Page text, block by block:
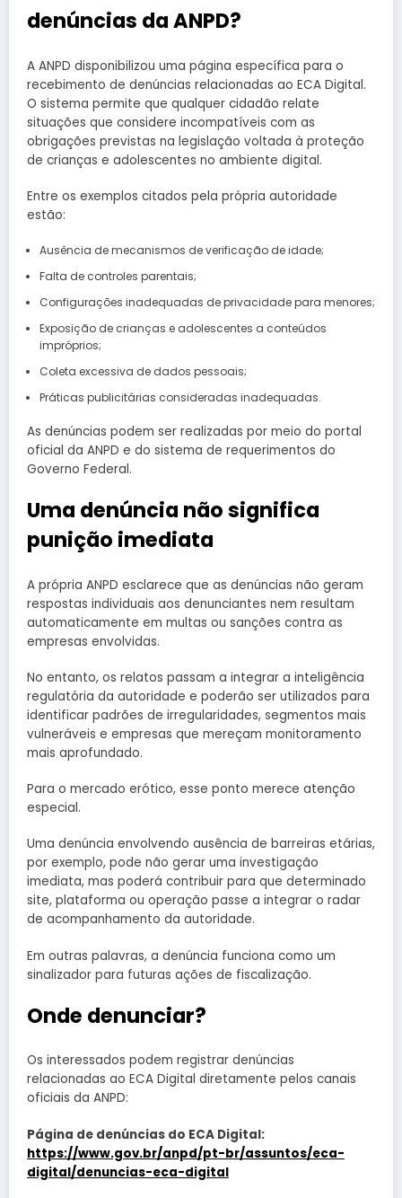
denúncias da ANPD?
A ANPD disponibilizou uma página específica para o
recebimento de denúncias relacionadas ao ECA Digital.
O sistema permite que qualquer cidadão relate
situações que considere incompatíveis com as
obrigações previstas na legislação voltada à proteção
de crianças e adolescentes no ambiente digital.
Entre os exemplos citados pela própria autoridade
estão:
Ausência de mecanismos de verificação de idade;
Falta de controles parentais;
Configurações inadequadas de privacidade para menores;
Exposição de crianças e adolescentes a conteúdos
impróprios;
Coleta excessiva de dados pessoais;
Práticas publicitárias consideradas inadequadas.
As denúncias podem ser realizadas por meio do portal
oficial da ANPD e do sistema de requerimentos do
Governo Federal.
Uma denúncia não significa
punição imediata
A própria ANPD esclarece que as denúncias não geram
respostas individuais aos denunciantes nem resultam
automaticamente em multas ou sanções contra as
empresas envolvidas.
No entanto, os relatos passam a integrar a inteligência
regulatória da autoridade e poderão ser utilizados para
identificar padrões de irregularidades, segmentos mais
vulneráveis e empresas que mereçam monitoramento
mais aprofundado.
Para o mercado erótico, esse ponto merece atenção
especial.
Uma denúncia envolvendo ausência de barreiras etárias,
por exemplo, pode não gerar uma investigação
imediata, mas poderá contribuir para que determinado
site, plataforma ou operação passe a integrar o radar
de acompanhamento da autoridade.
Em outras palavras, a denúncia funciona como um
sinalizador para futuras ações de fiscalização.
Onde denunciar?
Os interessados podem registrar denúncias
relacionadas ao ECA Digital diretamente pelos canais
oficiais da ANPD:
Página de denúncias do ECA Digital:
https://www.gov.br/anpd/pt-br/assuntos/eca-
digital/denuncias-eca-digital